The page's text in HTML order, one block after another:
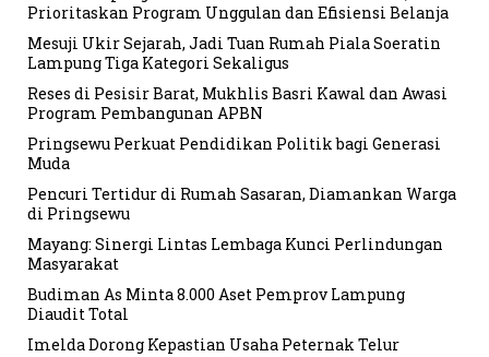
Prioritaskan Program Unggulan dan Efisiensi Belanja
Mesuji Ukir Sejarah, Jadi Tuan Rumah Piala Soeratin
Lampung Tiga Kategori Sekaligus
Reses di Pesisir Barat, Mukhlis Basri Kawal dan Awasi
Program Pembangunan APBN
Pringsewu Perkuat Pendidikan Politik bagi Generasi
Muda
Pencuri Tertidur di Rumah Sasaran, Diamankan Warga
di Pringsewu
Mayang: Sinergi Lintas Lembaga Kunci Perlindungan
Masyarakat
Budiman As Minta 8.000 Aset Pemprov Lampung
Diaudit Total
Imelda Dorong Kepastian Usaha Peternak Telur